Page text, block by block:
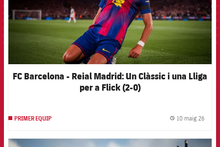
FC Barcelona - Reial Madrid: Un Clàssic i una Lliga
per a Flick (2-0)
PRIMER EQUIP 10 maig 26
FCB Barcelona badge